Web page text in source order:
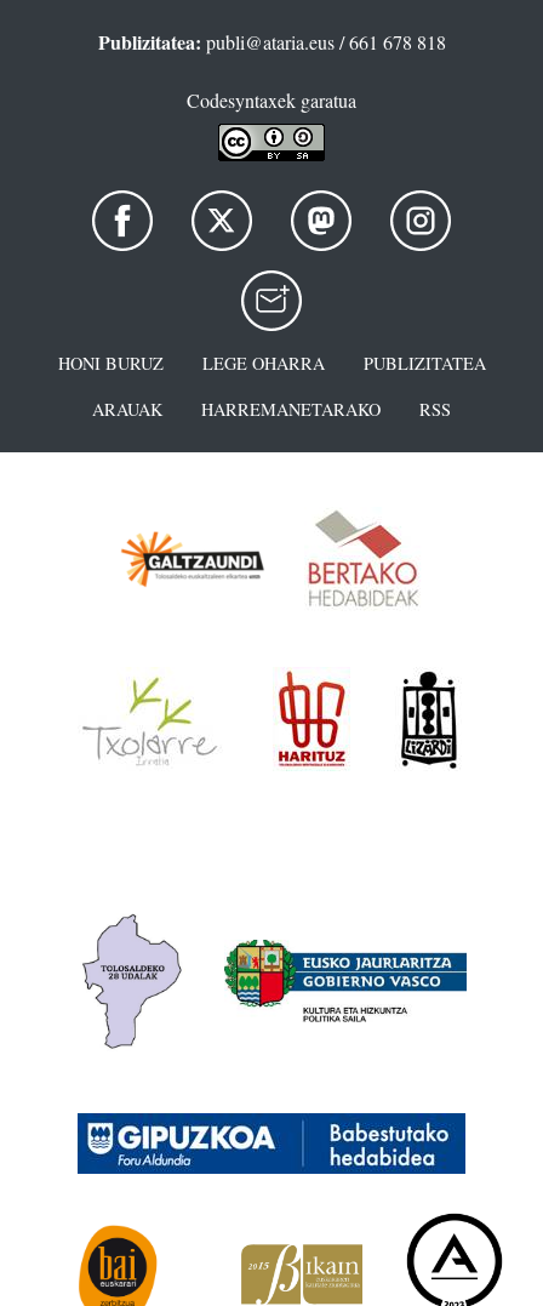
Publizitatea: publi@ataria.eus/ 661 678 818
Codesyntaxek garatua
HONI BURUZ LEGE OHARRA
PUBLIZITATEA
ARAUAK
HARREMANETARAKO RSS